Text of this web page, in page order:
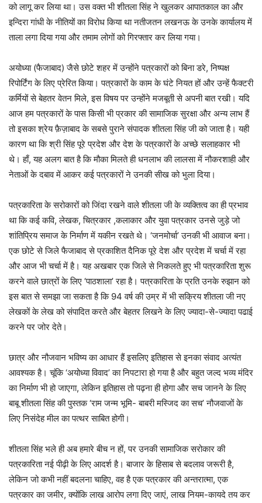
को लागू कर लिया था। उस वक्त भी शीतला सिंह ने खुलकर आपातकाल का और
इन्दिरा गांधी के नीतियों का विरोध किया था नतीजतन लखनऊ के उनके कार्यालय में
ताला लगा दिया गया और तमाम लोगों को गिरफ्तार कर लिया गया।
अयोध्या (फैजाबाद) जैसे छोटे शहर में उन्होंने पत्रकारों को बिना डरे, निष्पक्ष
रिपोर्टिंग के लिए प्रेरित किया। पत्रकारों के काम के घंटे नियत हों और उन्हें फैक्टरी
कर्मियों से बेहतर वेतन मिले, इस विषय पर उन्होंने मजबूती से अपनी बात रखी। यदि
आज हम पत्रकारों के पास किसी भी प्रकार की सामाजिक सुरक्षा और अन्य लाभ हैं
तो इसका श्रेय फ़ैज़ाबाद के सबसे पुराने संपादक शीतला सिंह जी को जाता है। यही
कारण था कि श्री सिंह पूरे प्रदेश और देश के पत्रकारों के अच्छे सलाहकार भी
थे। हाँ, यह अलग बात है कि मौका मिलते ही धनलाभ की लालसा में नौकरशाही और
नेताओं के दबाव में आकर कई पत्रकारों ने उनकी सीख को भुला दिया।
पत्रकारिता के सरोकारों को जिंदा रखने वाले शीतला जी के व्यक्तित्व का ही प्रभाव
था कि कई कवि, लेखक, चित्रकार ,कलाकार और युवा पत्रकार उनसे जुड़े जो
शांतिप्रिय समाज के निर्माण में यकीन रखते थे। ‘जनमोर्चा’ उनकी भी आवाज बना।
एक छोटे से जिले फैजाबाद से प्रकाशित दैनिक पूरे देश और प्रदेश में चर्चा में रहा
और आज भी चर्चा में है। यह अखबार एक जिले से निकलते हुए भी पत्रकारिता शुरू
करने वाले छात्रों के लिए ‘पाठशाला’ रहा है। पत्रकारिता के प्रति उनके रुझान को
इस बात से समझा जा सकता है कि 94 वर्ष की उम्र में भी सक्रिय शीतला जी नए
लेखकों के लेख को संपादित करते और बेहतर लिखने के लिए ज्यादा-से-ज्यादा पढाई
करने पर जोर देते।
छात्र और नौजवान भविष्य का आधार हैं इसलिए इतिहास से इनका संवाद अत्यंत
आवश्यक है। चूंकि ‘अयोध्या विवाद’ का निपटारा हो गया है और बहुत जल्द भव्य मंदिर
का निर्माण भी हो जाएगा, लेकिन इतिहास तो पढ़ना ही होगा और सच जानने के लिए
बाबू शीतला सिंह की पुस्तक ‘राम जन्म भूमि- बाबरी मस्जिद का सच’ नौजवाजों के
लिए निसंदेह मील का पत्थर साबित होगी।
शीतला सिंह भले ही अब हमारे बीच न हों, पर उनकी सामाजिक सरोकार की
पत्रकारिता नई पीढ़ी के लिए आदर्श है। बाजार के हिसाब से बदलाव जरूरी है,
लेकिन जो कभी नहीं बदलना चाहिए, वह है एक पत्रकार की अन्तरात्मा, एक
पत्रकार का जमीर, क्योंकि लाख आरोप लगा दिए जाएं, लाख नियम-कायदे तय कर